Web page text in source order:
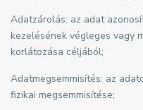
Adatzárolás: az adat
kezelésének végleges vagy
korlátozása céljából;
Adatmegsemmisítés: az
fizikai megsemmisítése;